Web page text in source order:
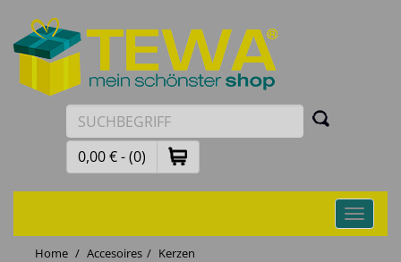
0,00 € - (0)
Toggle
Home
Accesoires
Kerzen